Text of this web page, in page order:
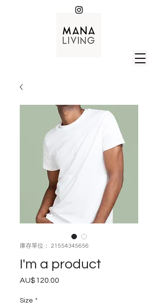
庫存單位： 21554345656
I'm a product
AU$120.00
Size *